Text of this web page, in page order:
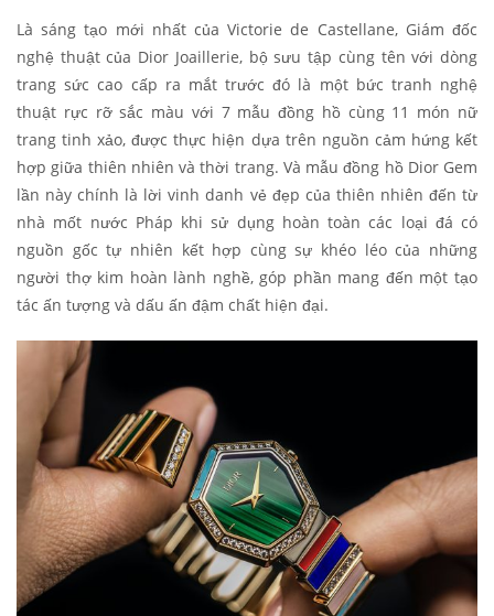
Là sáng tạo mới nhất của Victorie de Castellane, Giám đốc
nghệ thuật của Dior Joaillerie, bộ sưu tập cùng tên với dòng
trang sức cao cấp ra mắt trước đó là một bức tranh nghệ
thuật rực rỡ sắc màu với 7 mẫu đồng hồ cùng 11 món nữ
trang tinh xảo, được thực hiện dựa trên nguồn cảm hứng kết
hợp giữa thiên nhiên và thời trang. Và mẫu đồng hồ Dior Gem
lần này chính là lời vinh danh vẻ đẹp của thiên nhiên đến từ
nhà mốt nước Pháp khi sử dụng hoàn toàn các loại đá có
nguồn gốc tự nhiên kết hợp cùng sự khéo léo của những
người thợ kim hoàn lành nghề, góp phần mang đến một tạo
tác ấn tượng và dấu ấn đậm chất hiện đại.